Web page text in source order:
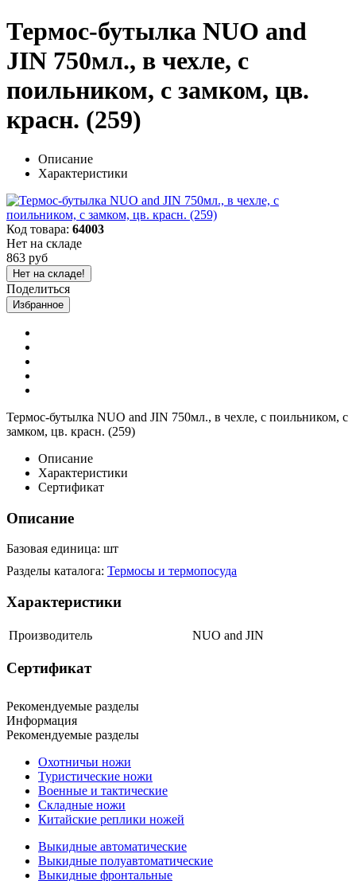
Термос-бутылка NUO and
JIN 750мл., в чехле, с
поильником, с замком, цв.
красн. (259)
Описание
Характеристики
Код товара: 64003
Нет на складе
863 руб
Нет на складе!
Поделиться
Избранное
Термос-бутылка NUO and JIN 750мл., в чехле, с поильником, с
замком, цв. красн. (259)
Описание
Характеристики
Сертификат
Описание
Базовая единица: шт
Разделы каталога: Термосы и термопосуда
Характеристики
Производитель NUO and JIN
Сертификат
Рекомендуемые разделы
Информация
Рекомендуемые разделы
Охотничьи ножи
Туристические ножи
Военные и тактические
Складные ножи
Китайские реплики ножей
Выкидные автоматические
Выкидные полуавтоматические
Выкидные фронтальные